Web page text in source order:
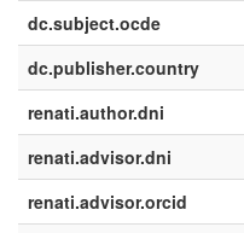
dc.subject.ocde
dc.publisher.country
renati.author.dni
renati.advisor.dni
renati.advisor.orcid